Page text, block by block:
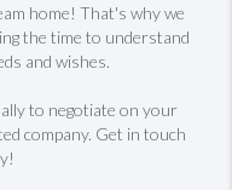
home! That's why we
the time to understand
and wishes.
to negotiate on your
company. Get in touch